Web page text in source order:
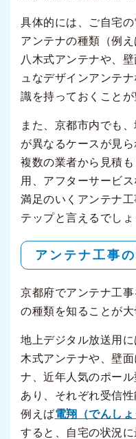
具体的には、ご自宅
アンテナの種類（例
八木式アンテナや、
ュなデザインアンテ
識を持っておくことが
また、京都市内でも
が異なるケースが見ら
複数の業者から見積
用、アフターサービ
満足のいくアンテナ
テップと言えるでしょ
アンテナ工事
京都府でアンテナ工
の種類を知ることが大
地上デジタル放送用
木式アンテナや、壁
ナ、近年人気のポー
あり、それぞれ受信性
例えば電翔（でんしょ
すると、自宅の状況